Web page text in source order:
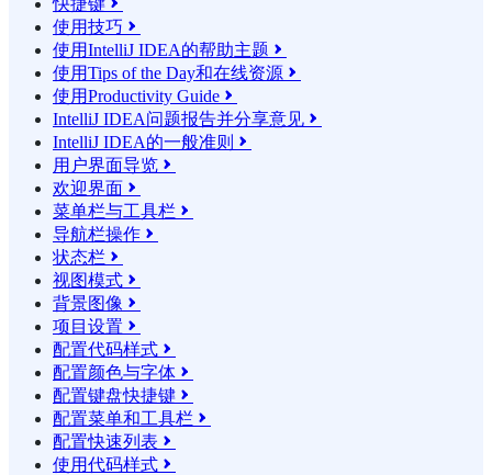
快捷键
使用技巧 
使用IntelliJ IDEA的帮助主题 
使用Tips of the Day和在线资源 
使用Productivity Guide 
IntelliJ IDEA问题报告并分享意见 
IntelliJ IDEA的一般准则 
用户界面导览 
欢迎界面 
菜单栏与工具栏 
导航栏操作 
状态栏 
视图模式 
背景图像 
项目设置 
配置代码样式 
配置颜色与字体 
配置键盘快捷键 
配置菜单和工具栏 
配置快速列表 
使用代码样式 